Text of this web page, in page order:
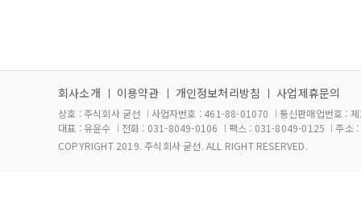
회사소개 이용약관 개인정보처리방침 사업제휴문의
상호 :주식회사 굳선 사업자번호 : 461-88-01070 통신판매업번호 :
대표 :유윤수 전화 : 031-8049-0106 팩스 : 031-8049-0125
주소 :
COPYRIGHT 2019.주식회사 굳선. ALL RIGHT RESERVED.